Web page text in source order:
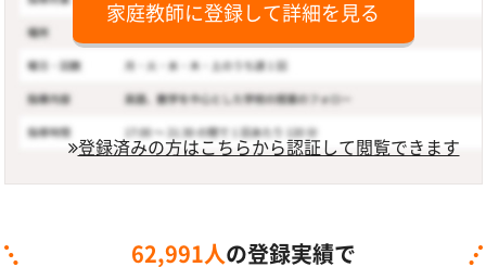
家庭教師に登録して詳細を見る
登録済みの方はこちらから認証して閲覧できます
62,991人 の登録実績で